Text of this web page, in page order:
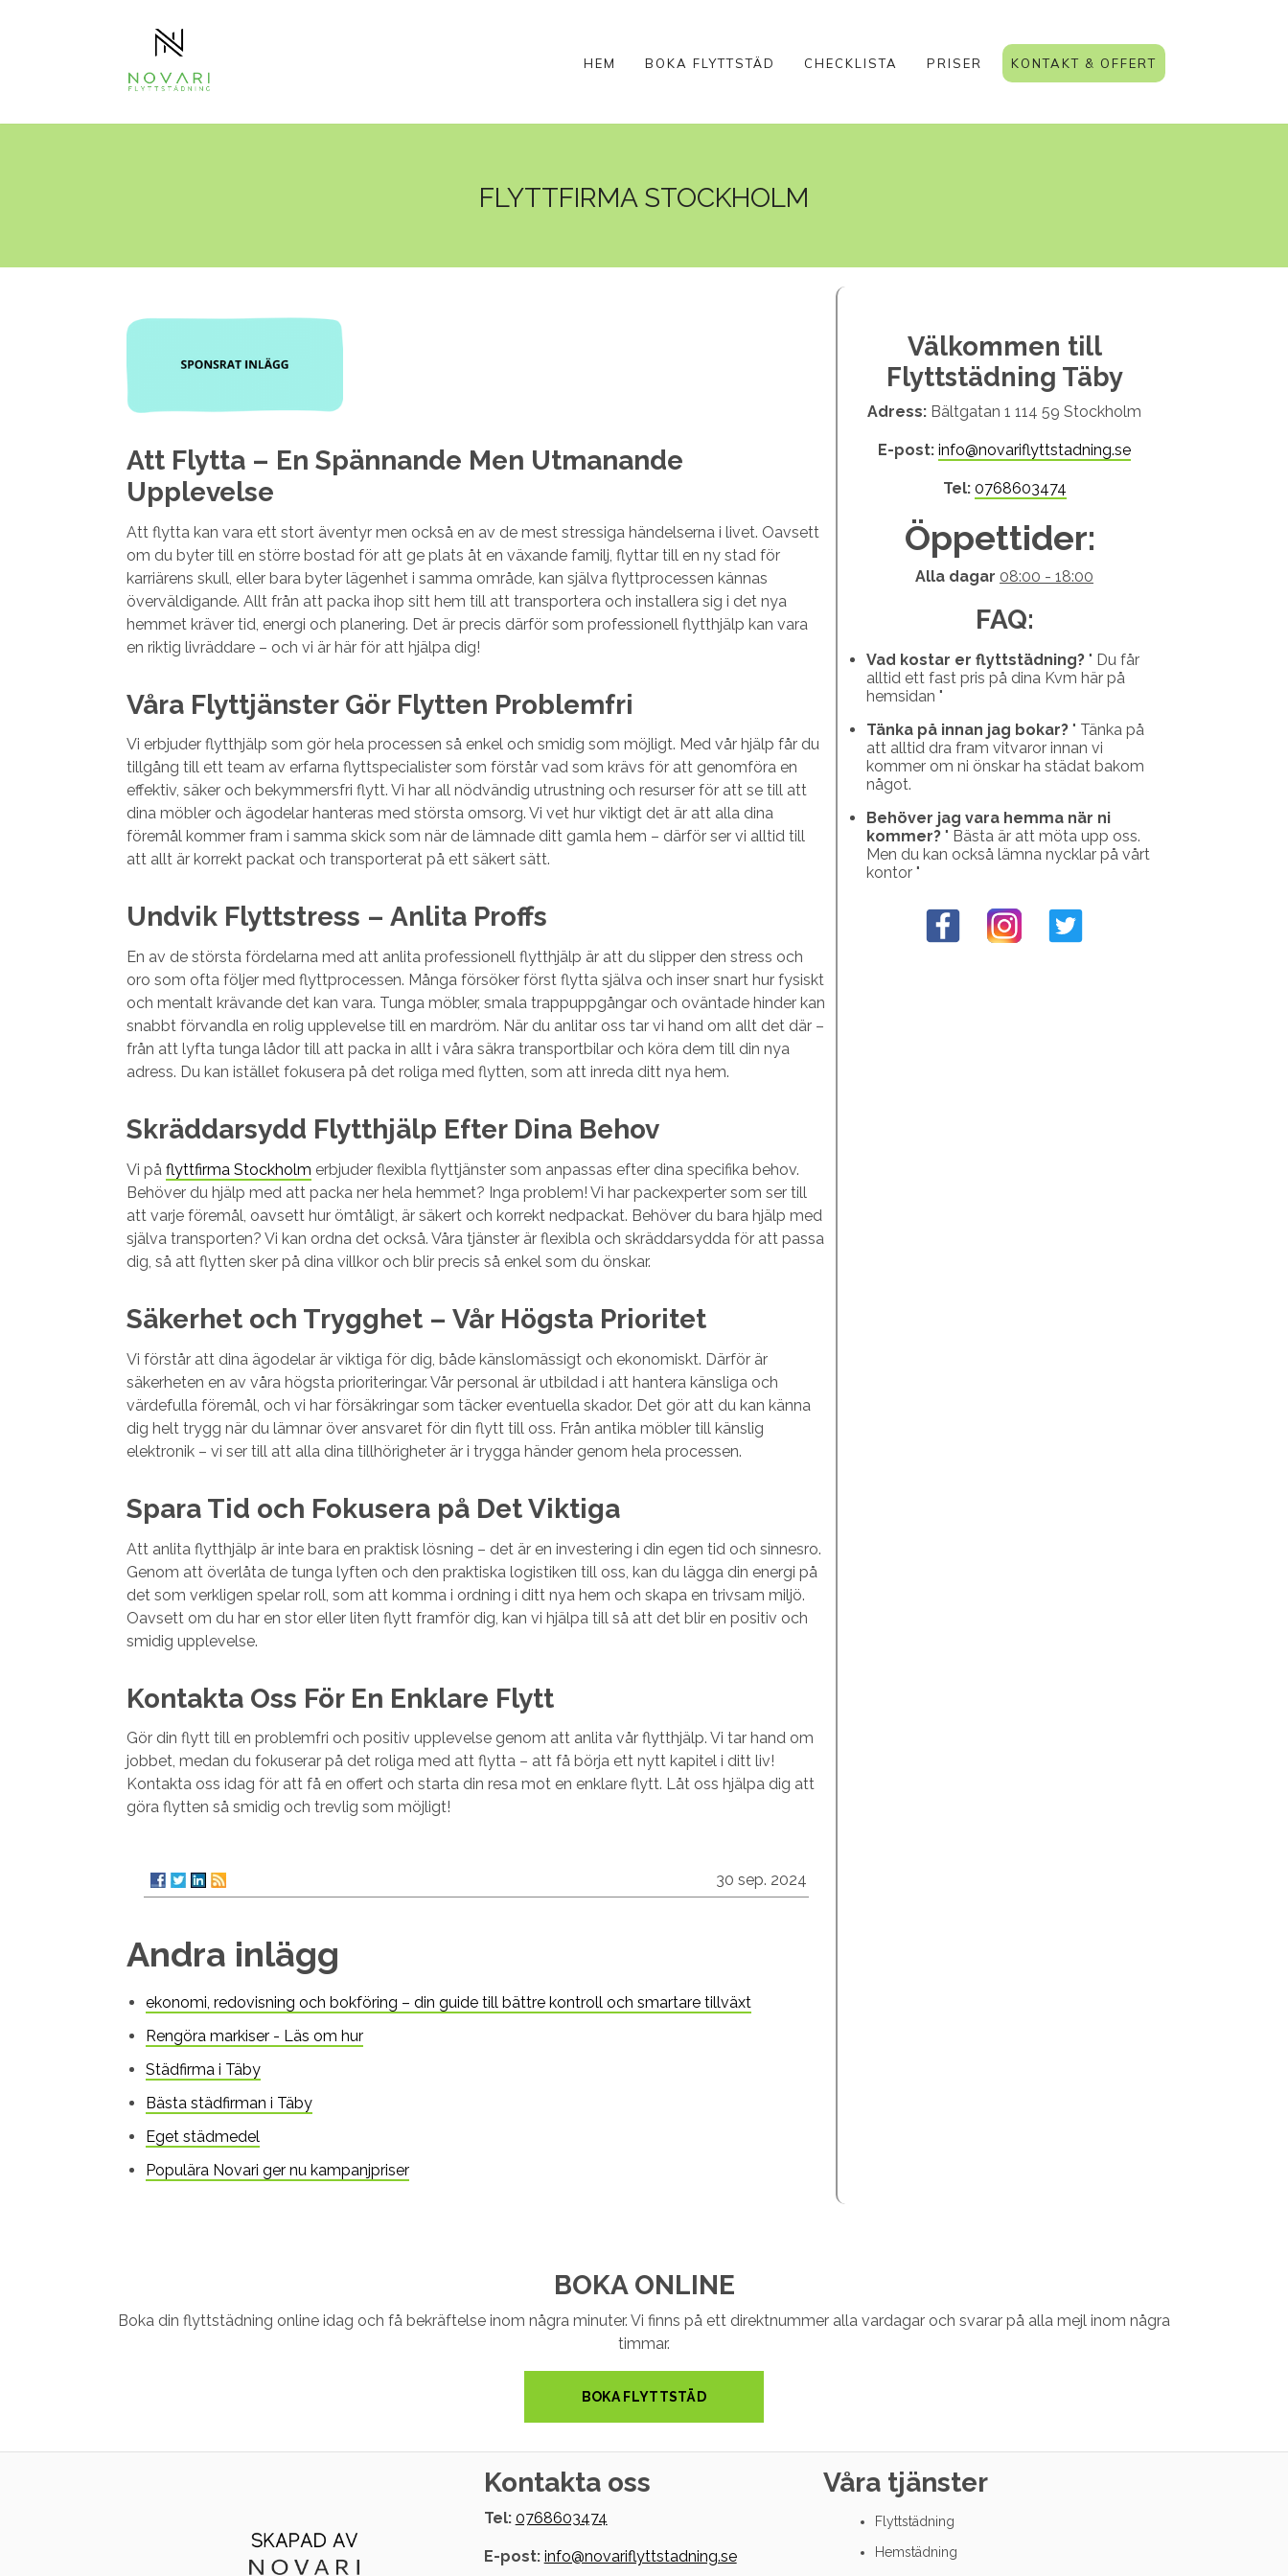
HEM BOKA FLYTTSTÄD CHECKLISTA PRISER KONTAKT & OFFERT
FLYTTFIRMA STOCKHOLM
Att Flytta – En Spännande Men Utmanande
Upplevelse
Att flytta kan vara ett stort äventyr men också en av de mest stressiga händelserna i livet. Oavsett
om du byter till en större bostad för att ge plats åt en växande familj, flyttar till en ny stad för
karriärens skull, eller bara byter lägenhet i samma område, kan själva flyttprocessen kännas
överväldigande. Allt från att packa ihop sitt hem till att transportera och installera sig i det nya
hemmet kräver tid, energi och planering. Det är precis därför som professionell flytthjälp kan vara
en riktig livräddare – och vi är här för att hjälpa dig!
Våra Flyttjänster Gör Flytten Problemfri
Vi erbjuder flytthjälp som gör hela processen så enkel och smidig som möjligt. Med vår hjälp får du
tillgång till ett team av erfarna flyttspecialister som förstår vad som krävs för att genomföra en
effektiv, säker och bekymmersfri flytt. Vi har all nödvändig utrustning och resurser för att se till att
dina möbler och ägodelar hanteras med största omsorg. Vi vet hur viktigt det är att alla dina
föremål kommer fram i samma skick som när de lämnade ditt gamla hem – därför ser vi alltid till
att allt är korrekt packat och transporterat på ett säkert sätt.
Undvik Flyttstress – Anlita Proffs
En av de största fördelarna med att anlita professionell flytthjälp är att du slipper den stress och
oro som ofta följer med flyttprocessen. Många försöker först flytta själva och inser snart hur fysiskt
och mentalt krävande det kan vara. Tunga möbler, smala trappuppgångar och oväntade hinder kan
snabbt förvandla en rolig upplevelse till en mardröm. När du anlitar oss tar vi hand om allt det där –
från att lyfta tunga lådor till att packa in allt i våra säkra transportbilar och köra dem till din nya
adress. Du kan istället fokusera på det roliga med flytten, som att inreda ditt nya hem.
Skräddarsydd Flytthjälp Efter Dina Behov
Vi på flyttfirma Stockholm erbjuder flexibla flyttjänster som anpassas efter dina specifika behov.
Behöver du hjälp med att packa ner hela hemmet? Inga problem! Vi har packexperter som ser till
att varje föremål, oavsett hur ömtåligt, är säkert och korrekt nedpackat. Behöver du bara hjälp med
själva transporten? Vi kan ordna det också. Våra tjänster är flexibla och skräddarsydda för att passa
dig, så att flytten sker på dina villkor och blir precis så enkel som du önskar.
Säkerhet och Trygghet – Vår Högsta Prioritet
Vi förstår att dina ägodelar är viktiga för dig, både känslomässigt och ekonomiskt. Därför är
säkerheten en av våra högsta prioriteringar. Vår personal är utbildad i att hantera känsliga och
värdefulla föremål, och vi har försäkringar som täcker eventuella skador. Det gör att du kan känna
dig helt trygg när du lämnar över ansvaret för din flytt till oss. Från antika möbler till känslig
elektronik – vi ser till att alla dina tillhörigheter är i trygga händer genom hela processen.
Spara Tid och Fokusera på Det Viktiga
Att anlita flytthjälp är inte bara en praktisk lösning – det är en investering i din egen tid och sinnesro.
Genom att överlåta de tunga lyften och den praktiska logistiken till oss, kan du lägga din energi på
det som verkligen spelar roll, som att komma i ordning i ditt nya hem och skapa en trivsam miljö.
Oavsett om du har en stor eller liten flytt framför dig, kan vi hjälpa till så att det blir en positiv och
smidig upplevelse.
Kontakta Oss För En Enklare Flytt
Gör din flytt till en problemfri och positiv upplevelse genom att anlita vår flytthjälp. Vi tar hand om
jobbet, medan du fokuserar på det roliga med att flytta – att få börja ett nytt kapitel i ditt liv!
Kontakta oss idag för att få en offert och starta din resa mot en enklare flytt. Låt oss hjälpa dig att
göra flytten så smidig och trevlig som möjligt!
30 sep. 2024
Andra inlägg
ekonomi, redovisning och bokföring – din guide till bättre kontroll och smartare tillväxt
Rengöra markiser - Läs om hur
Städfirma i Täby
Bästa städfirman i Täby
Eget städmedel
Populära Novari ger nu kampanjpriser
Välkommen till
Flyttstädning Täby
Adress: Bältgatan 1 114 59 Stockholm
E-post: info@novariflyttstadning.se
Tel: 0768603474
Öppettider:
Alla dagar 08:00 - 18:00
FAQ:
Vad kostar er flyttstädning? " Du får
alltid ett fast pris på dina Kvm här på
hemsidan "
Tänka på innan jag bokar? " Tänka på
att alltid dra fram vitvaror innan vi
kommer om ni önskar ha städat bakom
något.
Behöver jag vara hemma när ni
kommer? " Bästa är att möta upp oss.
Men du kan också lämna nycklar på vårt
kontor "
BOKA ONLINE
Boka din flyttstädning online idag och få bekräftelse inom några minuter. Vi finns på ett direktnummer alla vardagar och svarar på alla mejl inom några
timmar.
BOKA FLYTTSTÄD
Kontakta oss
Tel: 0768603474
E-post: info@novariflyttstadning.se
Våra tjänster
Flyttstädning
Hemstädning